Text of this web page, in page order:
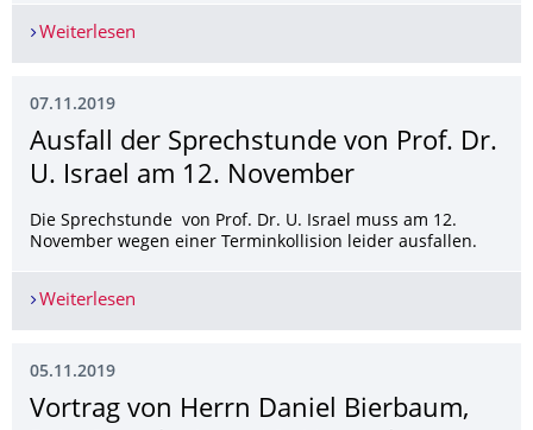
Weiterlesen
07.11.2019
Ausfall der Sprechstunde von Prof. Dr.
U. Israel am 12. November
Die Sprechstunde von Prof. Dr. U. Israel muss am 12.
November wegen einer Terminkollision leider ausfallen.
Weiterlesen
05.11.2019
Vortrag von Herrn Daniel Bierbaum,